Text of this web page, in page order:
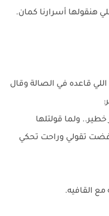
هنقولها أسرارنا كمان.
قاعده في الصالة وقال
ولما قولتلها
تقولي وراحت تحكي
القافيه.